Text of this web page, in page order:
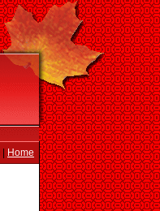
Home